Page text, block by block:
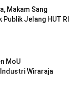
Makam Sang
Jelang HUT RI
MoU
Wiraraja